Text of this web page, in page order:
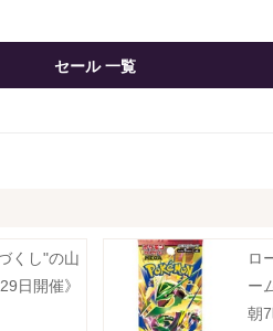
セール 一覧
くし"の山
日開催》
ロ
ー
朝7